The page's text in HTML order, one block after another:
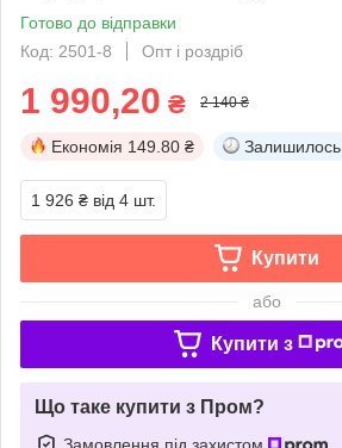
Готово до відправки
Код: 2501-8
Опт і роздріб
1 990,20 ₴ 2 140 ₴
Економія 149.80 ₴ Залишилось
1 926 ₴ від 4 шт.
Купити
або
Купити з
Що таке купити з Пром?
Замовлення під захистом